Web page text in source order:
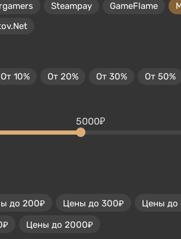
Steampay GameFlame
От 10% От 20% От 30% От 50%
5000₽
до 200₽ Цены до 300₽ Цены до
Цены до 2000₽